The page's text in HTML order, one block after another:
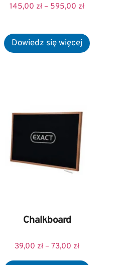
145,00 zł – 595,00 zł
Chalkboard
39,00 zł – 73,00 zł